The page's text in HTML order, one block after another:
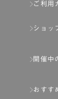
ご利用
ショッ
開催中
おすす